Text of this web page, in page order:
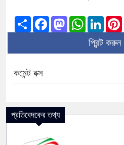
ShareFacebookMastodon
প্রিন্ট করুন
কমেন্ট বক্স
প্রতিবেদকের তথ্য